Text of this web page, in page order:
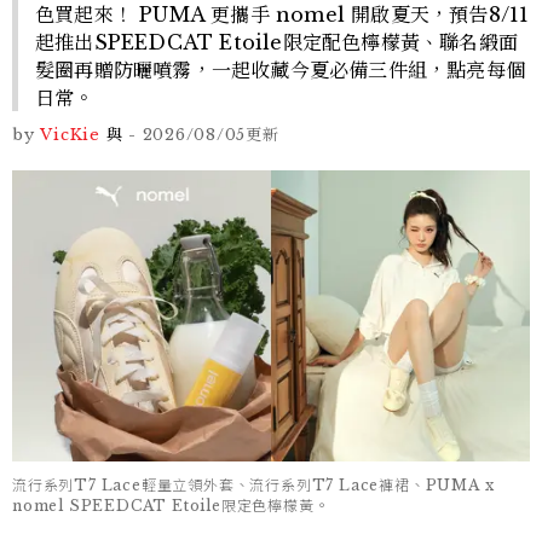
色買起來！ PUMA 更攜手 nomel 開啟夏天，預告8/11
起推出SPEEDCAT Etoile限定配色檸檬黃、聯名緞面
髮圈再贈防曬噴霧，一起收藏今夏必備三件組，點亮每個
日常。
by VicKie 與 - 2026/08/05更新
流行系列T7 Lace輕量立領外套、流行系列T7 Lace褲裙、PUMA x
nomel SPEEDCAT Etoile限定色檸檬黃。